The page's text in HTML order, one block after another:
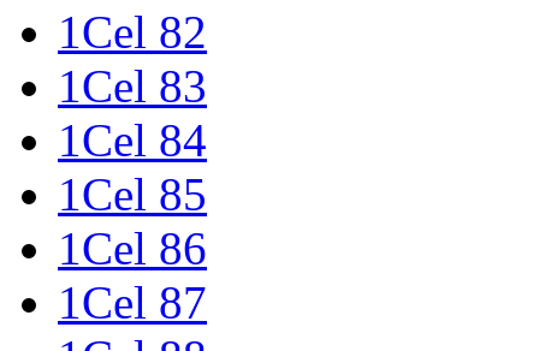
1Cel 82
1Cel 83
1Cel 84
1Cel 85
1Cel 86
1Cel 87